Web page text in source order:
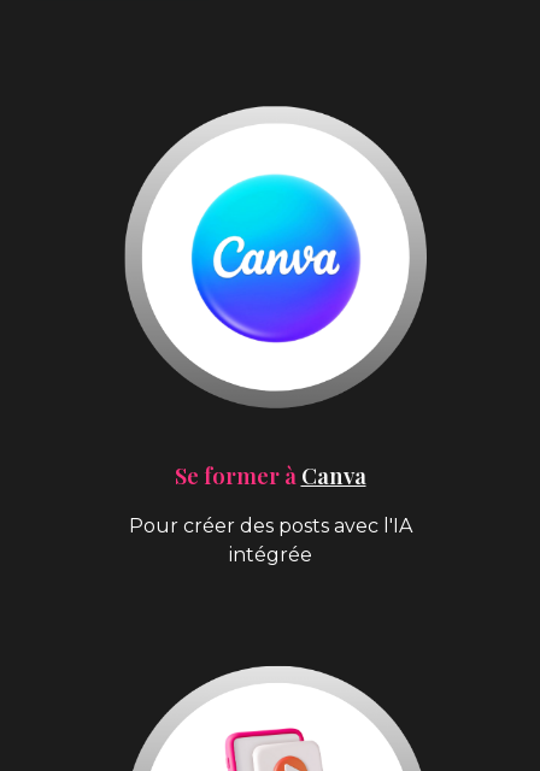
Se former à Canva
Pour créer des posts avec l'IA
intégrée